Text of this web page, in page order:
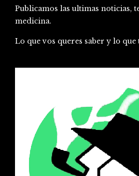
Publicamos las ultimas noticias,
medicina.
Lo que vos queres saber y lo que